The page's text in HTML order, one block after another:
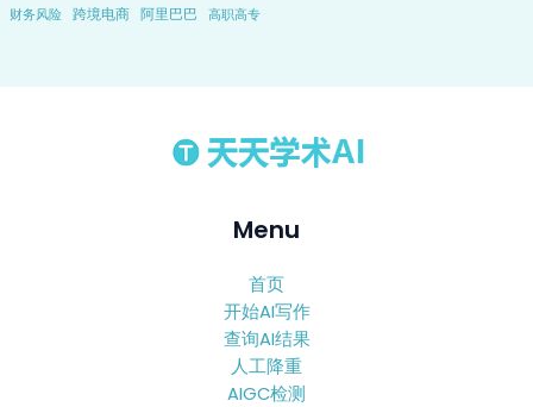
财务风险 跨境电商 阿里巴巴 高职高专
Menu
首页
开始AI写作
查询AI结果
人工降重
AIGC检测